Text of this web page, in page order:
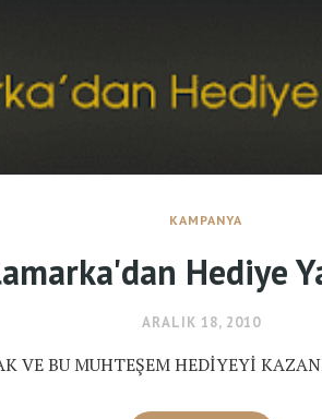
KAMPANYA
Hediye
ARALIK 18, 2010
VE BU MUHTEŞEM HEDİYEYİ